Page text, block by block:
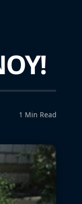
1 Min Read